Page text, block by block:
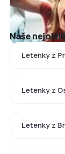
Naše
Letenky z
Letenky z
Letenky z